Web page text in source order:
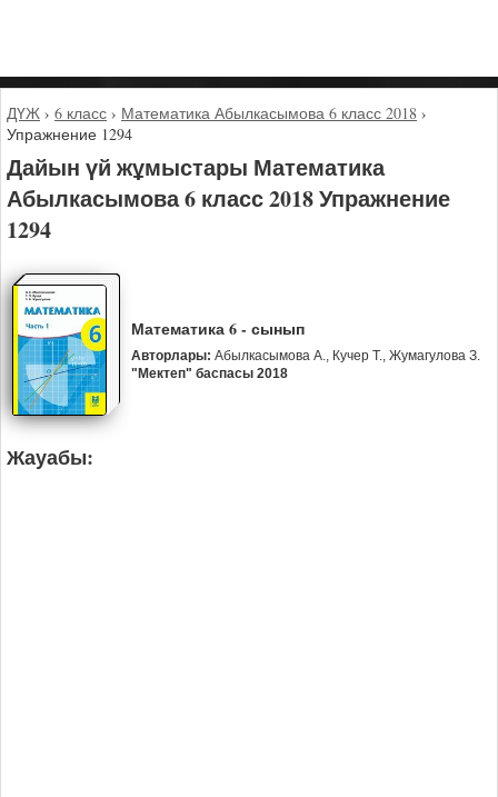
ДҮЖ › 6 класс › Математика Абылкасымова 6 класс 2018 ›
Упражнение 1294
Дайын үй жұмыстары Математика
Абылкасымова 6 класс 2018 Упражнение
1294
Математика 6 - сынып
Авторлары: Абылкасымова А., Кучер Т., Жумагулова З.
"Мектеп" баспасы 2018
Жауабы: